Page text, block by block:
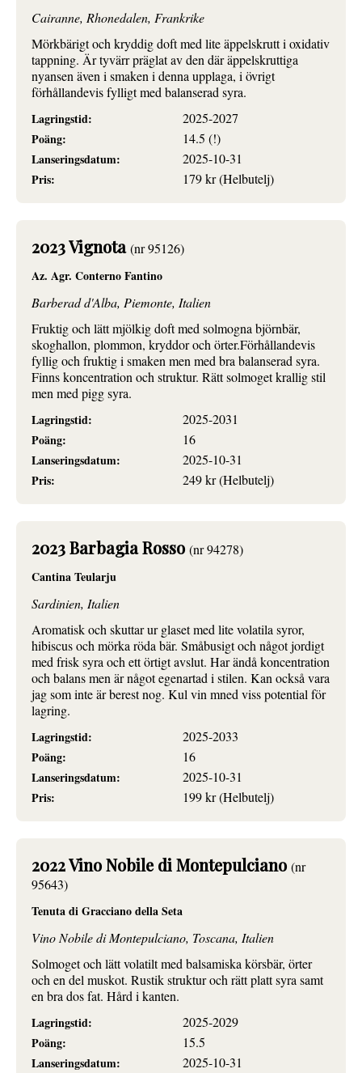
Cairanne, Rhonedalen, Frankrike
Mörkbärigt och kryddig doft med lite äppelskrutt i oxidativ
tappning. Är tyvärr präglat av den där äppelskruttiga
nyansen även i smaken i denna upplaga, i övrigt
förhållandevis fylligt med balanserad syra.
Lagringstid:
2025-2027
Poäng:
14.5 (!)
Lanseringsdatum:
2025-10-31
Pris:
179 kr (Helbutelj)
2023 Vignota(nr 95126)
Az. Agr. Conterno Fantino
Barberad d'Alba, Piemonte, Italien
Fruktig och lätt mjölkig doft med solmogna björnbär,
skoghallon, plommon, kryddor och örter.Förhållandevis
fyllig och fruktig i smaken men med bra balanserad syra.
Finns koncentration och struktur. Rätt solmoget krallig stil
men med pigg syra.
Lagringstid:
2025-2031
Poäng:
16
Lanseringsdatum:
2025-10-31
Pris:
249 kr (Helbutelj)
2023 Barbagia Rosso (nr 94278)
Cantina Teularju
Sardinien, Italien
Aromatisk och skuttar ur glaset med lite volatila syror,
hibiscus och mörka röda bär. Småbusigt och något jordigt
med frisk syra och ett örtigt avslut. Har ändå koncentration
och balans men är något egenartad i stilen. Kan också vara
jag som inte är berest nog. Kul vin mned viss potential för
lagring.
Lagringstid:
2025-2033
Poäng:
16
Lanseringsdatum:
2025-10-31
Pris:
199 kr (Helbutelj)
2022 Vino Nobile di Montepulciano (nr
95643)
Tenuta di Gracciano della Seta
Vino Nobile di Montepulciano, Toscana, Italien
Solmoget och lätt volatilt med balsamiska körsbär, örter
och en del muskot. Rustik struktur och rätt platt syra samt
en bra dos fat. Hård i kanten.
Lagringstid:
2025-2029
Poäng:
15.5
Lanseringsdatum:
2025-10-31